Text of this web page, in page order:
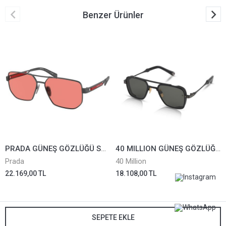
SEPETE EKLE
Benzer Ürünler
PRADA GÜNEŞ GÖZLÜĞÜ SPS51Z-15P20B
Prada
22.169,00 TL
40 MILLION GÜNEŞ GÖZLÜĞÜ MARTIN-I-M.BLK-630
40 Million
18.108,00 TL